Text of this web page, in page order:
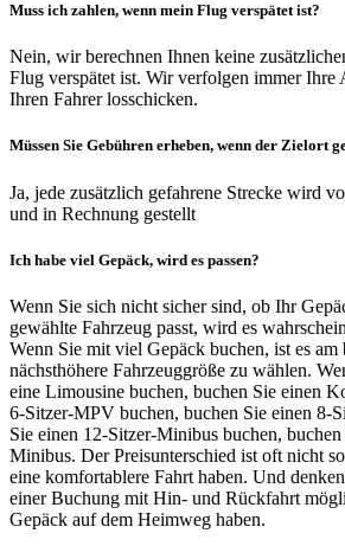
Muss ich zahlen, wenn mein Flug verspätet ist?
Nein, wir berechnen Ihnen keine
Flug verspätet ist. Wir verfolgen immer
Ihren Fahrer losschicken.
Müssen Sie Gebühren erheben, wenn der Zielort
Ja, jede zusätzlich gefahrene Strecke wird
und in Rechnung gestellt
Ich habe viel Gepäck, wird es passen?
Wenn Sie sich nicht sicher sind, ob Ihr
gewählte Fahrzeug passt, wird es
Wenn Sie mit viel Gepäck buchen, ist es am
nächsthöhere Fahrzeuggröße zu wählen.
eine Limousine buchen, buchen Sie einen
6-Sitzer-MPV buchen, buchen Sie einen 8-
Sie einen 12-Sitzer-Minibus buchen,
Minibus. Der Preisunterschied ist oft nicht
eine komfortablere Fahrt haben. Und
einer Buchung mit Hin- und Rückfahrt
Gepäck auf dem Heimweg haben.